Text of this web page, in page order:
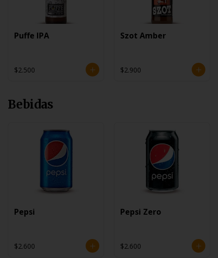
Puffe IPA
$2.500
Szot Amber
$2.900
Bebidas
Pepsi
$2.600
Pepsi Zero
$2.600